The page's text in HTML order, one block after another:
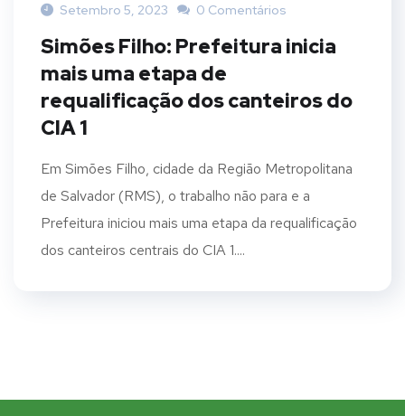
Setembro 5, 2023 0 Comentários
Simões Filho: Prefeitura inicia
mais uma etapa de
requalificação dos canteiros do
CIA 1
Em Simões Filho, cidade da Região Metropolitana
de Salvador (RMS), o trabalho não para e a
Prefeitura iniciou mais uma etapa da requalificação
dos canteiros centrais do CIA 1....